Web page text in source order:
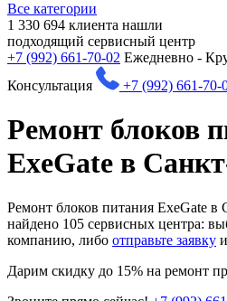
Все категории
1 330 694 клиента нашли
подходящий сервисный центр
+7 (992) 661-70-02 Ежедневно -
Консультация
+7 (992) 661-70-
Ремонт блоков
ExeGate в
Ремонт блоков питания ExeGate
найдено 105 сервисных центра:
компанию, либо отправьте заявку
Дарим скидку до 15% на ремонт